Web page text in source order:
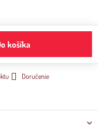
Do košíka
Doručenie